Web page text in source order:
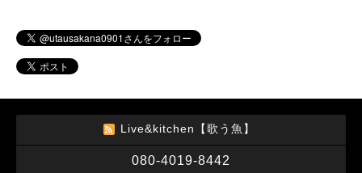
Live&kitchen【歌う魚】
080-4019-8442